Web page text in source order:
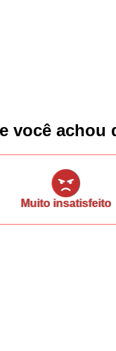
você achou
Muito insatisfeito